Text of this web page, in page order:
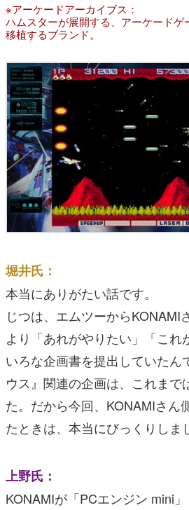
※アーケードアーカイブス：
ハムスターが展開する、アーケードゲ
移植するブランド。
堀井氏：
本当にありがたい話です。
じつは、エムツーからKONAMI
より「あれがやりたい」「これ
いろな企画書を提出していたん
ウス』関連の企画は、これまで
た。だから今回、KONAMIさん
たときは、本当にびっくりしま
上野氏：
KONAMIが「PCエンジン mini